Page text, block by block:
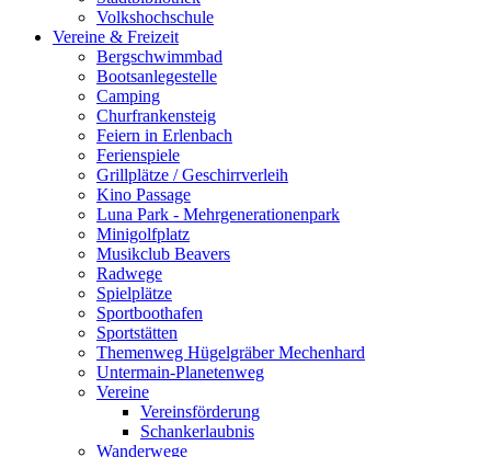
Volkshochschule
Vereine & Freizeit
Bergschwimmbad
Bootsanlegestelle
Camping
Churfrankensteig
Feiern in Erlenbach
Ferienspiele
Grillplätze / Geschirrverleih
Kino Passage
Luna Park - Mehrgenerationenpark
Minigolfplatz
Musikclub Beavers
Radwege
Spielplätze
Sportboothafen
Sportstätten
Themenweg Hügelgräber Mechenhard
Untermain-Planetenweg
Vereine
Vereinsförderung
Schankerlaubnis
Wanderwege